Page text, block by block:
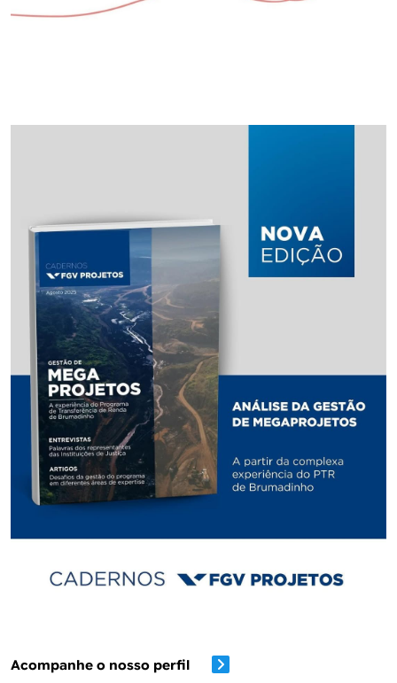
Acompanhe o nosso perfil